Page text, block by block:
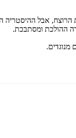
הרוצח, אבל
ההולכת ומסתבכת.
מנוגדים.